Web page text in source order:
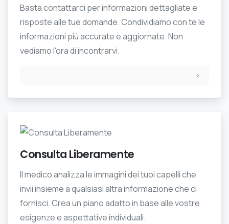
Basta contattarci per informazioni dettagliate e
risposte alle tue domande. Condividiamo con te le
informazioni più accurate e aggiornate. Non
vediamo l'ora di incontrarvi.
Consulta Liberamente
Il medico analizza le immagini dei tuoi capelli che
invii insieme a qualsiasi altra informazione che ci
fornisci. Crea un piano adatto in base alle vostre
esigenze e aspettative individuali.